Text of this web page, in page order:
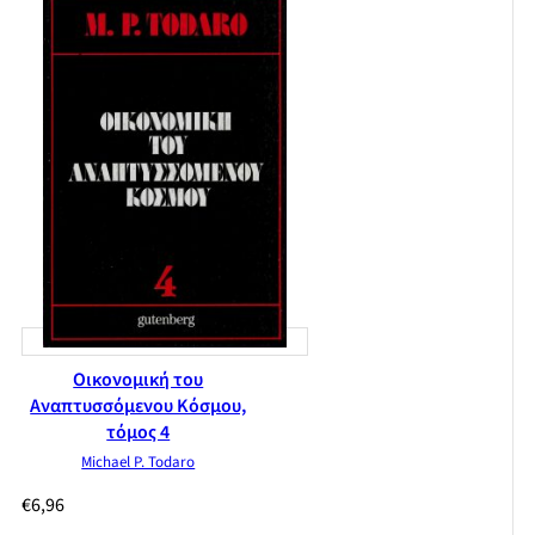
Οικονομική του
Αναπτυσσόμενου Κόσμου,
τόμος 4
Michael P. Todaro
€6,96